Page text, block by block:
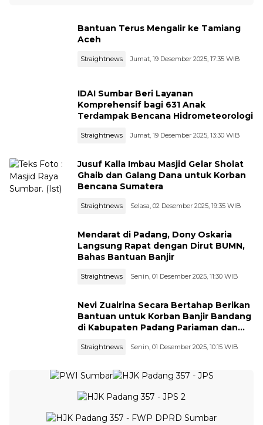
Bantuan Terus Mengalir ke Tamiang
Aceh
Straightnews Jumat, 19 Desember 2025, 17:35 WIB
IDAI Sumbar Beri Layanan
Komprehensif bagi 631 Anak
Terdampak Bencana Hidrometeorologi
Straightnews Jumat, 19 Desember 2025, 13:30 WIB
Jusuf Kalla Imbau Masjid Gelar Sholat
Ghaib dan Galang Dana untuk Korban
Bencana Sumatera
Straightnews Selasa, 02 Desember 2025, 19:35 WIB
Mendarat di Padang, Dony Oskaria
Langsung Rapat dengan Dirut BUMN,
Bahas Bantuan Banjir
Straightnews Senin, 01 Desember 2025, 11:30 WIB
Nevi Zuairina Secara Bertahap Berikan
Bantuan untuk Korban Banjir Bandang
di Kabupaten Padang Pariaman dan
Straightnews Senin, 01 Desember 2025, 10:15 WIB